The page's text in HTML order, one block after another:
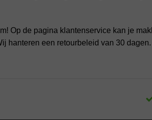
Op de pagina klantenservice kan je
hanteren een retourbeleid van 30 dagen.